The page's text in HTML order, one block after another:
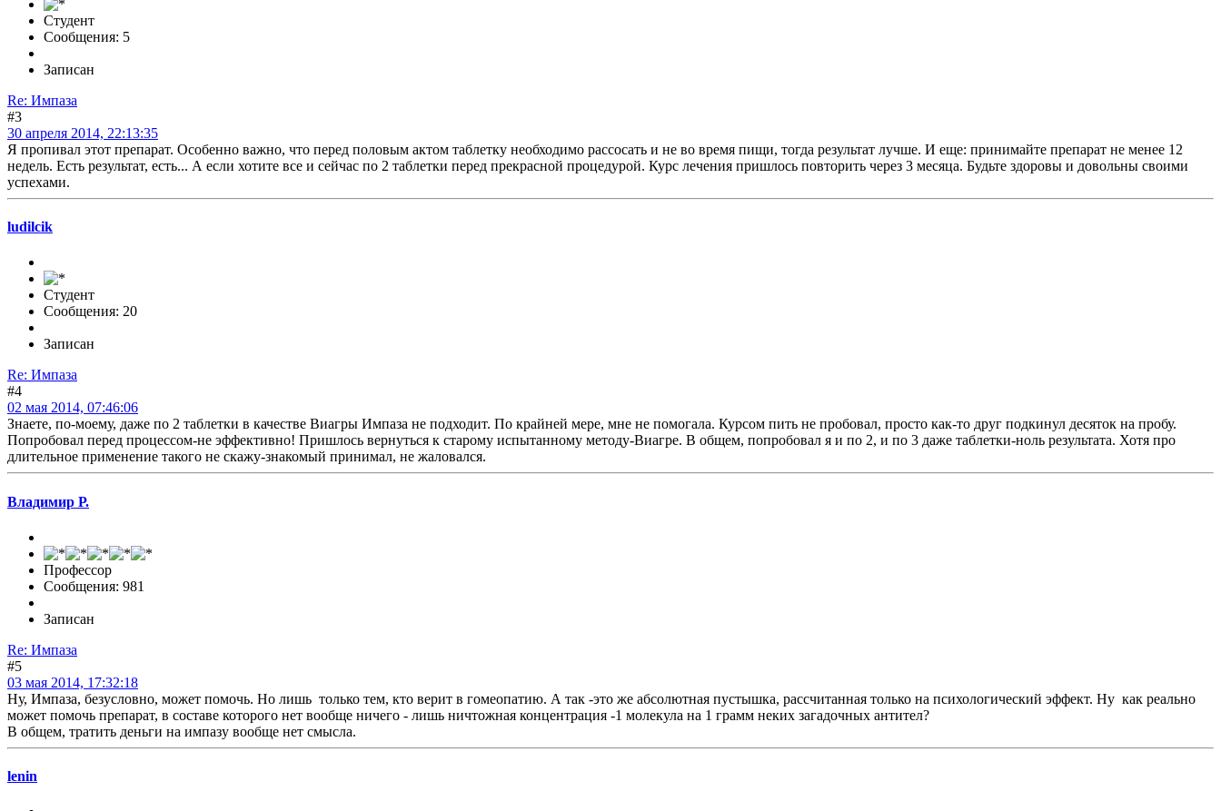
Студент
Сообщения: 5
Записан
Re: Импаза
#3
30 апреля 2014, 22:13:35
Я пропивал этот препарат. Особенно важно, что перед половым актом таблетку необходимо рассосать и не во время пищи, тогда результат лучше. И еще: принимайте препарат не менее 12
недель. Есть результат, есть... А если хотите все и сейчас по 2 таблетки перед прекрасной процедурой. Курс лечения пришлось повторить через 3 месяца. Будьте здоровы и довольны своими
успехами.
ludilcik
Студент
Сообщения: 20
Записан
Re: Импаза
#4
02 мая 2014, 07:46:06
Знаете, по-моему, даже по 2 таблетки в качестве Виагры Импаза не подходит. По крайней мере, мне не помогала. Курсом пить не пробовал, просто как-то друг подкинул десяток на пробу.
Попробовал перед процессом-не эффективно! Пришлось вернуться к старому испытанному методу-Виагре. В общем, попробовал я и по 2, и по 3 даже таблетки-ноль результата. Хотя про
длительное применение такого не скажу-знакомый принимал, не жаловался.
Владимир Р.
Профессор
Сообщения: 981
Записан
Re: Импаза
#5
03 мая 2014, 17:32:18
Ну, Импаза, безусловно, может помочь. Но лишь только тем, кто верит в гомеопатию. А так -это же абсолютная пустышка, рассчитанная только на психологический эффект. Ну как реально
может помочь препарат, в составе которого нет вообще ничего - лишь ничтожная концентрация -1 молекула на 1 грамм неких загадочных антител?
В общем, тратить деньги на импазу вообще нет смысла.
lenin